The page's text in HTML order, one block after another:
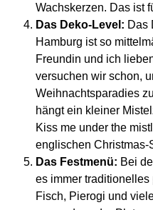
Wachskerzen. Das ist
Das Deko-Level: Das
Hamburg ist so
Freundin und ich
versuchen wir schon,
Weihnachtsparadies
hängt ein kleiner
Kiss me under the
englischen Christmas-
Das Festmenü: Bei
es immer
Fisch, Pierogi und